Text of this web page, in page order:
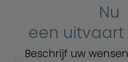
Nu
een
Beschrijf uw